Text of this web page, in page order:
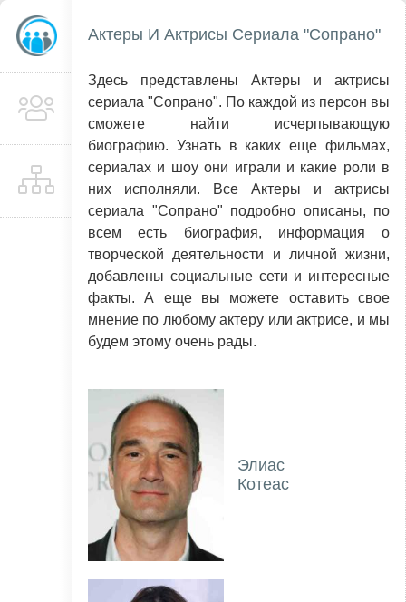
Актеры И Актрисы Сериала "Сопрано"
Здесь представлены Актеры и актрисы
сериала "Сопрано". По каждой из персон вы
сможете найти исчерпывающую
биографию. Узнать в каких еще фильмах,
сериалах и шоу они играли и какие роли в
них исполняли. Все Актеры и актрисы
сериала "Сопрано" подробно описаны, по
всем есть биография, информация о
творческой деятельности и личной жизни,
добавлены социальные сети и интересные
факты. А еще вы можете оставить свое
мнение по любому актеру или актрисе, и мы
будем этому очень рады.
Элиас
Котеас